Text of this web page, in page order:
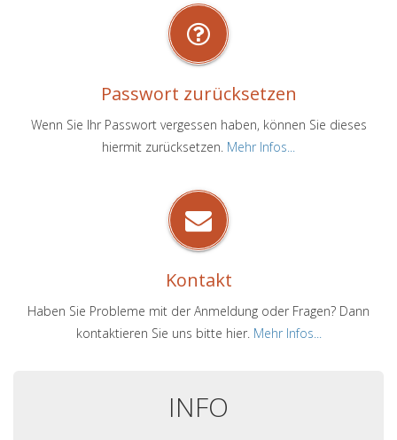
Passwort zurücksetzen
Wenn Sie Ihr Passwort vergessen haben, können Sie dieses
hiermit zurücksetzen. Mehr Infos...
Kontakt
Haben Sie Probleme mit der Anmeldung oder Fragen? Dann
kontaktieren Sie uns bitte hier. Mehr Infos...
INFO